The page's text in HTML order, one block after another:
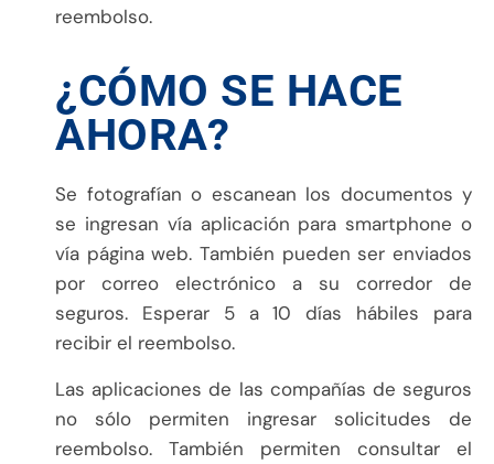
reembolso.
¿CÓMO SE HACE
AHORA?
Se fotografían o escanean los documentos y
se ingresan vía aplicación para smartphone o
vía página web. También pueden ser enviados
por correo electrónico a su corredor de
seguros. Esperar 5 a 10 días hábiles para
recibir el reembolso.
Las aplicaciones de las compañías de seguros
no sólo permiten ingresar solicitudes de
reembolso. También permiten consultar el